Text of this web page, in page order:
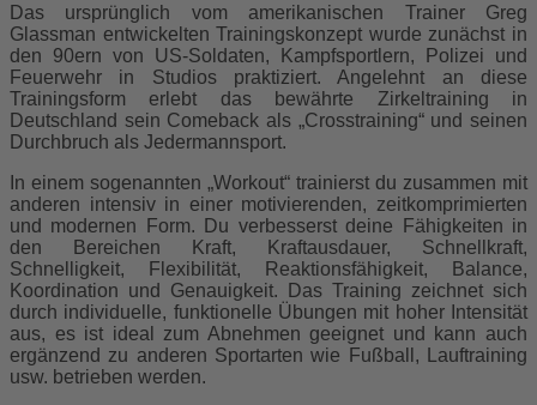
Das ursprünglich vom amerikanischen Trainer Greg
Glassman entwickelten Trainingskonzept wurde zunächst in
den 90ern von US-Soldaten, Kampfsportlern, Polizei und
Feuerwehr in Studios praktiziert. Angelehnt an diese
Trainingsform erlebt das bewährte Zirkeltraining in
Deutschland sein Comeback als „Crosstraining“ und seinen
Durchbruch als Jedermannsport.
In einem sogenannten „Workout“ trainierst du zusammen mit
anderen intensiv in einer motivierenden, zeitkomprimierten
und modernen Form. Du verbesserst deine Fähigkeiten in
den Bereichen Kraft, Kraftausdauer, Schnellkraft,
Schnelligkeit, Flexibilität, Reaktionsfähigkeit, Balance,
Koordination und Genauigkeit. Das Training zeichnet sich
durch individuelle, funktionelle Übungen mit hoher Intensität
aus, es ist ideal zum Abnehmen geeignet und kann auch
ergänzend zu anderen Sportarten wie Fußball, Lauftraining
usw. betrieben werden.